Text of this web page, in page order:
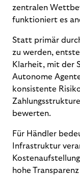
zentralen
funktioniert es
Statt primär
zu werden,
Klarheit, mit der
Autonome
konsistente
bewerten.
Für Händler
Infrastruktur
hohe